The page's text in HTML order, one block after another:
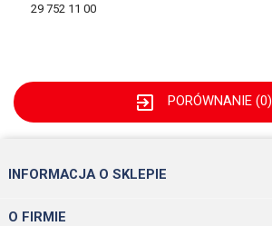
29 752 11 00
exit_to_app PORÓWNANIE (0)
INFORMACJA O SKLEPIE
O FIRMIE